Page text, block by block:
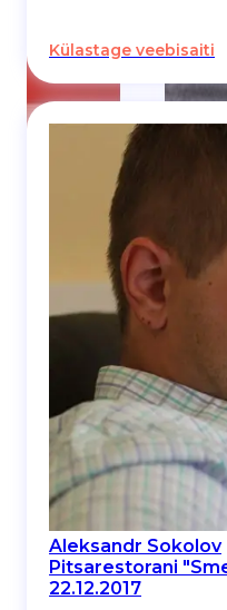
Külastage veebisaiti
Aleksandr Sokolov
Pitsarestorani
22.12.2017